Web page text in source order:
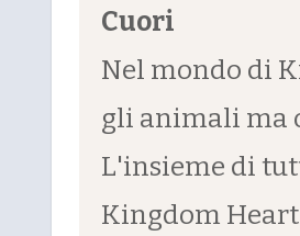
Cuori
Nel mondo di
gli animali ma
L'insieme di
Kingdom